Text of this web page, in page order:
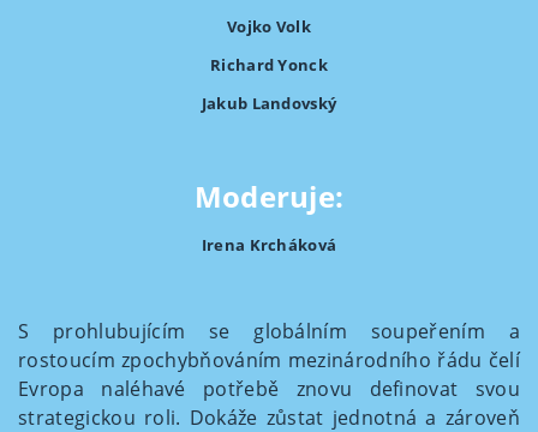
Vojko Volk
Richard Yonck
Jakub Landovský
Moderuje:
Irena Krcháková
S prohlubujícím se globálním soupeřením a
rostoucím zpochybňováním mezinárodního řádu čelí
Evropa naléhavé potřebě znovu definovat svou
strategickou roli. Dokáže zůstat jednotná a zároveň